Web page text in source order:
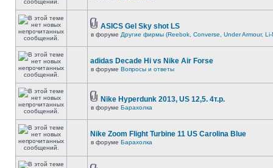
ASICS Gel Sky shot LS
в форуме Другие фирмы (Reebok, Converse, Under Armour, Li-
adidas Decade Hi vs Nike Air Forse
в форуме Вопросы и ответы
Nike Hyperdunk 2013, US 12,5. 4т.р.
в форуме Барахолка
Nike Zoom Flight Turbine 11 US Carolina Blue
в форуме Барахолка